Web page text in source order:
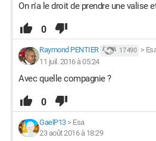
On n'a le droit de prendre une valise
0
Raymond PENTIER 17 490 >
11 juil. 2016 à 05:24
Avec quelle compagnie ?
0
GaelP13> Esa
23 août 2016 à 18:29